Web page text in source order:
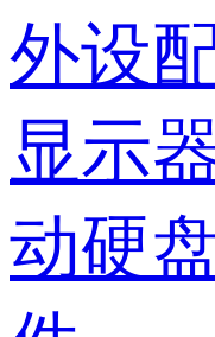
外设
显示
动硬